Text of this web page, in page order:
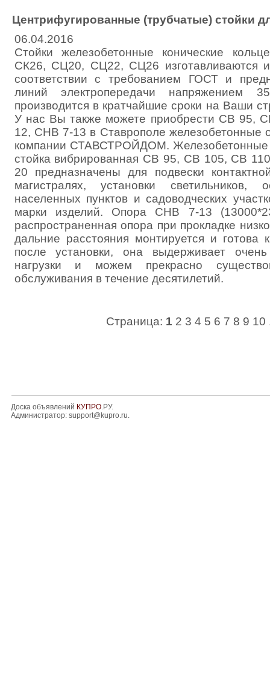
Центрифугированные (трубчатые) стойки
06.04.2016
Стойки железобетонные конические
СК26, СЦ20, СЦ22, СЦ26 изготавливаются
соответствии с требованием ГОСТ и
линий электропередачи напряжением
производится в кратчайшие сроки на Ваши
У нас Вы также можете приобрести СВ 95,
12, СНВ 7-13 в Ставрополе
компании СТАВСТРОЙДОМ. Железобетонные
стойка вибрированная СВ 95, СВ 105, СВ
20 предназначены для подвески
магистралях, установки светильников,
населенных пунктов и садоводческих
марки изделий. Опора СНВ 7-13
распространенная опора при прокладке
дальние расстояния монтируется и готова
после установки, она выдерживает
нагрузки и можем прекрасно
обслуживания в течение десятилетий.
Страница: 1 2 3 4 5 6 7 8 9 10
Доска объявлений КУПРО.РУ.
Администратор: support@kupro.ru.